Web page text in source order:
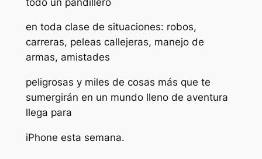
en toda clase de situaciones: robos,
carreras, peleas callejeras, manejo de
armas, amistades
peligrosas y miles de cosas más que te
sumergirán en un mundo lleno de aventura
llega para
iPhone esta semana.